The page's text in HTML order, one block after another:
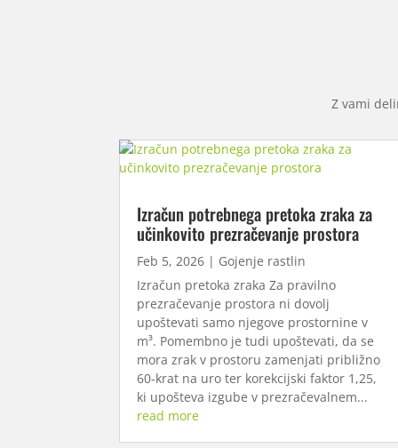
Z vami
Izračun potrebnega pretoka zraka za
učinkovito prezračevanje prostora
Feb 5, 2026 | Gojenje rastlin
Izračun pretoka zraka Za pravilno
prezračevanje prostora ni dovolj
upoštevati samo njegove prostornine v
m³. Pomembno je tudi upoštevati, da se
mora zrak v prostoru zamenjati približno
60-krat na uro ter korekcijski faktor 1,25,
ki upošteva izgube v prezračevalnem...
read more